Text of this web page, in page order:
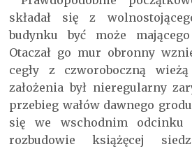
składał się z
budynku być może
Otaczał go mur obronny
cegły z czworoboczną
założenia był nieregularny
przebieg wałów dawnego
się we wschodnim odcinku
rozbudowie książęcej